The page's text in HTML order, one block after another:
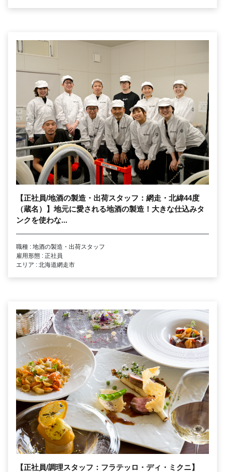
【正社員/地酒の製造・出荷スタッフ：網走・北緯44度
（蔵名）】地元に愛される地酒の製造！大きな仕込みタ
ンクを使わな...
職種 : 地酒の製造・出荷スタッフ
雇用形態 : 正社員
エリア : 北海道網走市
【正社員/調理スタッフ：フラテッロ・ディ・ミクニ】